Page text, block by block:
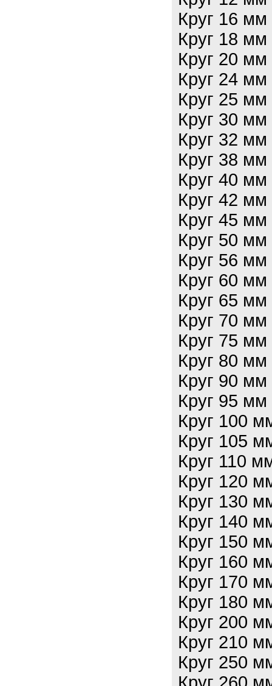
Круг 16
Круг 18
Круг 20
Круг 24
Круг 25
Круг 30
Круг 32
Круг 38
Круг 40
Круг 42
Круг 45
Круг 50
Круг 56
Круг 60
Круг 65
Круг 70
Круг 75
Круг 80
Круг 90
Круг 95
Круг 100
Круг 105
Круг 110
Круг 120
Круг 130
Круг 140
Круг 150
Круг 160
Круг 170
Круг 180
Круг 200
Круг 210
Круг 250